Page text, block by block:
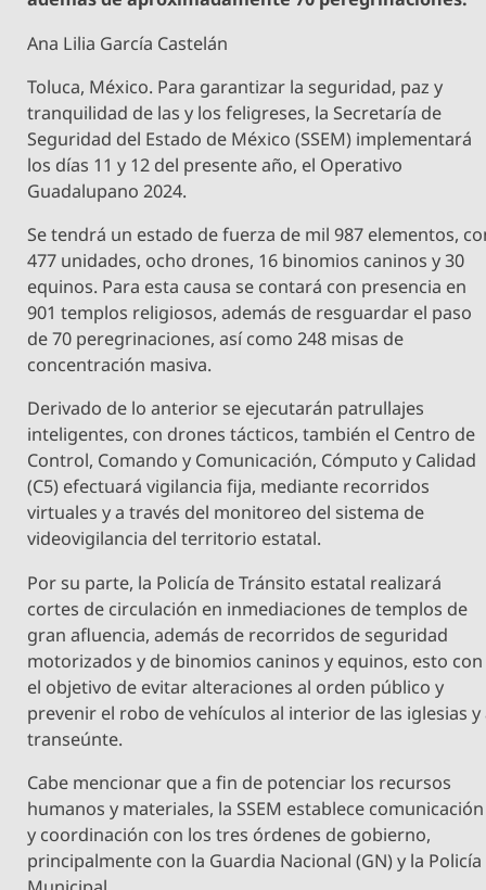
Ana Lilia García Castelán
Toluca, México. Para garantizar la seguridad, paz y
tranquilidad de las y los feligreses, la Secretaría de
Seguridad del Estado de México (SSEM) implementará
los días 11 y 12 del presente año, el Operativo
Guadalupano 2024.
Se tendrá un estado de fuerza de mil 987 elementos,
477 unidades, ocho drones, 16 binomios caninos y 30
equinos. Para esta causa se contará con presencia en
901 templos religiosos, además de resguardar el paso
de 70 peregrinaciones, así como 248 misas de
concentración masiva.
Derivado de lo anterior se ejecutarán patrullajes
inteligentes, con drones tácticos, también el Centro de
Control, Comando y Comunicación, Cómputo y Calidad
(C5) efectuará vigilancia fija, mediante recorridos
virtuales y a través del monitoreo del sistema de
videovigilancia del territorio estatal.
Por su parte, la Policía de Tránsito estatal realizará
cortes de circulación en inmediaciones de templos de
gran afluencia, además de recorridos de seguridad
motorizados y de binomios caninos y equinos, esto con
el objetivo de evitar alteraciones al orden público y
prevenir el robo de vehículos al interior de las iglesias y
transeúnte.
Cabe mencionar que a fin de potenciar los recursos
humanos y materiales, la SSEM establece comunicación
y coordinación con los tres órdenes de gobierno,
principalmente con la Guardia Nacional (GN) y la Policía